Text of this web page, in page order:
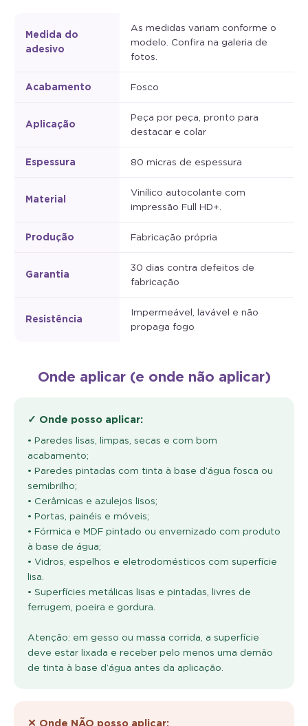
Medida do
adesivo
As medidas variam conforme o
modelo. Confira na galeria de
fotos.
Acabamento
Aplicação
destacar e colar
Espessura 80 micras de espessura
Material
Vinílico autocolante com
impressão Full HD+.
Produção Fabricação própria
Garantia
30 dias contra defeitos de
fabricação
Resistência
Impermeável, lavável e não
propaga fogo
Onde aplicar (e onde não aplicar)
✓ Onde posso aplicar:
• Paredes lisas, limpas, secas e com bom
acabamento;
• Paredes pintadas com tinta à base d’água fosca ou
semibrilho;
• Cerâmicas e azulejos lisos;
• Portas, painéis e móveis;
• Fórmica e MDF pintado ou envernizado com produto
à base de água;
• Vidros, espelhos e eletrodomésticos com superfície
lisa.
• Superfícies metálicas lisas e pintadas, livres de
ferrugem, poeira e gordura.
Atenção: em gesso ou massa corrida, a superfície
deve estar lixada e receber pelo menos uma demão
de tinta à base d’água antes da aplicação.
✕ Onde NÃO posso aplicar: